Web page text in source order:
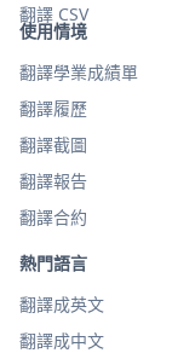
使用情境
翻譯學業成績單
翻譯履歷
翻譯截圖
翻譯報告
翻譯合約
熱門語言
翻譯成英文
翻譯成中文
翻譯 CSV